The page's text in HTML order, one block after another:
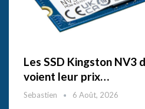
Les SSD Kingston NV3
voient leur prix…
Sebastien 6 Août, 2026